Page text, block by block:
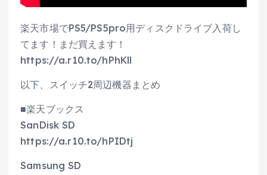
楽天市場でPS5/PS5pro用ディスクドライブ入荷し
てます！まだ買えます！
https://a.r10.to/hPhKll
以下、スイッチ2周辺機器まとめ
■楽天ブックス
SanDisk SD
https://a.r10.to/hPIDtj
Samsung SD